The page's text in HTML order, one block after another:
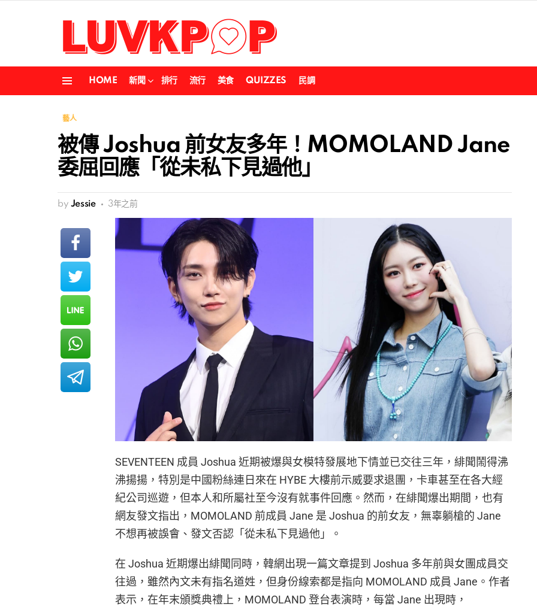
HOME 新聞 排行 流行 美食 QUIZZES 民調
藝人
被傳 Joshua 前女友多年！MOMOLAND Jane
委屈回應「從未私下見過他」
by Jessie 3年之前
SEVENTEEN 成員 Joshua 近期被爆與女模特發展地下情並已交往三年，緋聞鬧得沸
沸揚揚，特別是中國粉絲連日來在 HYBE 大樓前示威要求退團，卡車甚至在各大經
紀公司巡遊，但本人和所屬社至今沒有就事件回應。然而，在緋聞爆出期間，也有
網友發文指出，MOMOLAND 前成員 Jane 是 Joshua 的前女友，無辜躺槍的 Jane
不想再被誤會、發文否認「從未私下見過他」。
在 Joshua 近期爆出緋聞同時，韓網出現一篇文章提到 Joshua 多年前與女團成員交
往過，雖然內文未有指名道姓，但身份線索都是指向 MOMOLAND 成員 Jane。作者
表示，在年末頒獎典禮上，MOMOLAND 登台表演時，每當 Jane 出現時，